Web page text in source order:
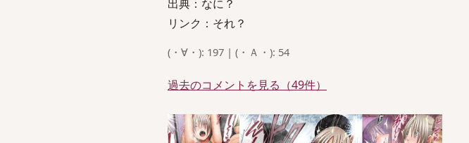
出典：なに？
リンク：それ？
(・∀・): 197 | (・Ａ・): 54
過去のコメントを見る（49件）